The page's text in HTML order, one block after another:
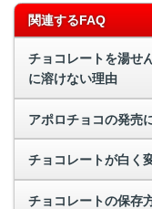
関連するFAQ
チョコレートを湯せ
に溶けない理由
アポロチョコの発売
チョコレートが白く
チョコレートの保存